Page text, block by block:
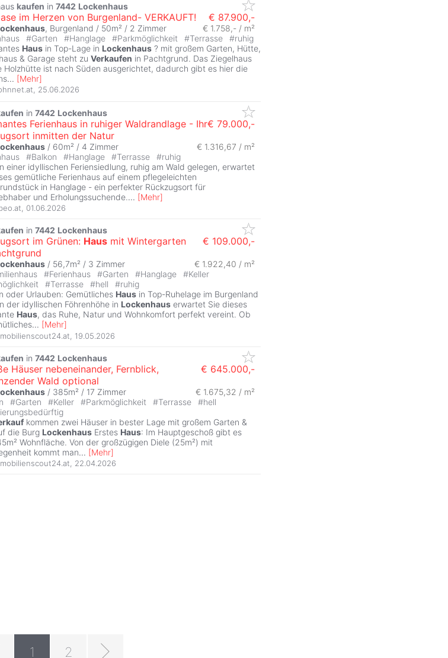
kaufen in 7442 Lockenhaus
im Herzen von Burgenland- VERKAUFT! € 87.900,-
, Burgenland / 50m² / 2 Zimmer € 1.758,- / m²
#Garten #Hanglage #Parkmöglichkeit #Terrasse #ruhig
Haus in Top-Lage in Lockenhaus ? mit großem Garten, Hütte,
& Garage steht zu Verkaufen in Pachtgrund. Das Ziegelhaus
Holzhütte ist nach Süden ausgerichtet, dadurch gibt es hier die
... [Mehr]
, 25.06.2026
in 7442 Lockenhaus
Ferienhaus in ruhiger Waldrandlage - Ihr
inmitten der Natur
€ 79.000,-
/ 60m² / 4 Zimmer
€ 1.316,67 / m²
#Balkon #Hanglage #Terrasse #ruhig
einer idyllischen Feriensiedlung, ruhig am Wald gelegen, erwartet
gemütliche Ferienhaus auf einem pflegeleichten
in Hanglage - ein perfekter Rückzugsort für
und Erholungssuchende.... [Mehr]
, 01.06.2026
in 7442 Lockenhaus
im Grünen: Haus mit Wintergarten
€ 109.000,-
/ 56,7m² / 3 Zimmer
€ 1.922,40 / m²
#Ferienhaus #Garten #Hanglage #Keller
#Terrasse #hell #ruhig
oder Urlauben: Gemütliches Haus in Top-Ruhelage im Burgenland
der idyllischen Föhrenhöhe in Lockenhaus erwartet Sie dieses
Haus, das Ruhe, Natur und Wohnkomfort perfekt vereint. Ob
... [Mehr]
19.05.2026
in 7442 Lockenhaus
Häuser nebeneinander, Fernblick,
Wald optional
€ 645.000,-
/ 385m² / 17 Zimmer
€ 1.675,32 / m²
#Garten #Keller #Parkmöglichkeit #Terrasse #hell
kommen zwei Häuser in bester Lage mit großem Garten &
die Burg Lockenhaus Erstes Haus: Im Hauptgeschoß gibt es
Wohnfläche. Von der großzügigen Diele (25m²) mit
kommt man... [Mehr]
, 22.04.2026
1 2